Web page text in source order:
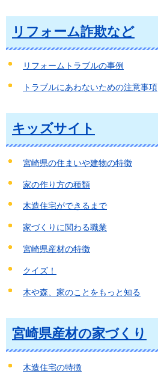
リフォーム詐欺など
リフォームトラブルの事例
トラブルにあわないための注意事項
キッズサイト
宮崎県の住まいや建物の特徴
家の作り方の種類
木造住宅ができるまで
家づくりに関わる職業
宮崎県産材の特徴
クイズ！
木や森、家のことをもっと知る
宮崎県産材の家づくり
木造住宅の特徴